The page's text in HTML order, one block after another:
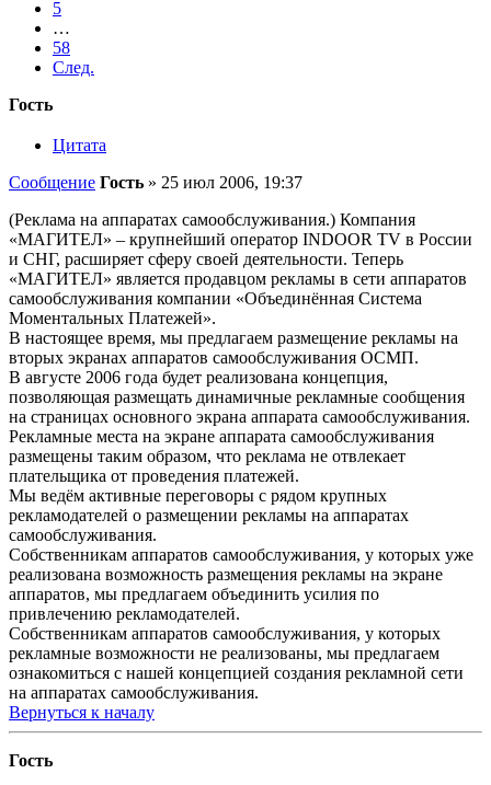
5
…
58
След.
Гость
Цитата
Сообщение Гость » 25 июл 2006, 19:37
(Реклама на аппаратах самообслуживания.) Компания
«МАГИТЕЛ» – крупнейший оператор INDOOR TV в России
и СНГ, расширяет сферу своей деятельности. Теперь
«МАГИТЕЛ» является продавцом рекламы в сети аппаратов
самообслуживания компании «Объединённая Система
Моментальных Платежей».
В настоящее время, мы предлагаем размещение рекламы на
вторых экранах аппаратов самообслуживания ОСМП.
В августе 2006 года будет реализована концепция,
позволяющая размещать динамичные рекламные сообщения
на страницах основного экрана аппарата самообслуживания.
Рекламные места на экране аппарата самообслуживания
размещены таким образом, что реклама не отвлекает
плательщика от проведения платежей.
Мы ведём активные переговоры с рядом крупных
рекламодателей о размещении рекламы на аппаратах
самообслуживания.
Собственникам аппаратов самообслуживания, у которых уже
реализована возможность размещения рекламы на экране
аппаратов, мы предлагаем объединить усилия по
привлечению рекламодателей.
Собственникам аппаратов самообслуживания, у которых
рекламные возможности не реализованы, мы предлагаем
ознакомиться с нашей концепцией создания рекламной сети
на аппаратах самообслуживания.
Вернуться к началу
Гость